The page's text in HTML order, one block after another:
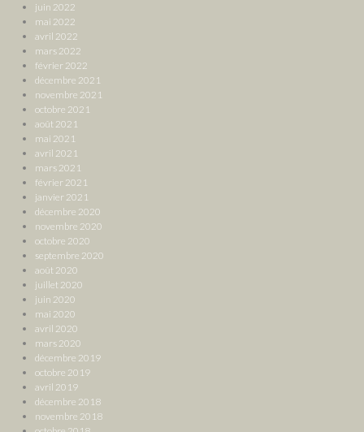
juin 2022
mai 2022
avril 2022
mars 2022
février 2022
décembre 2021
novembre 2021
octobre 2021
août 2021
mai 2021
avril 2021
mars 2021
février 2021
janvier 2021
décembre 2020
novembre 2020
octobre 2020
septembre 2020
août 2020
juillet 2020
juin 2020
mai 2020
avril 2020
mars 2020
décembre 2019
octobre 2019
avril 2019
décembre 2018
novembre 2018